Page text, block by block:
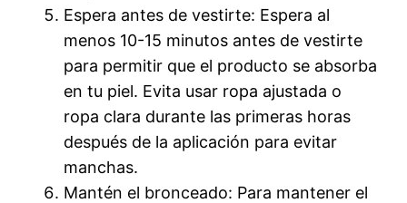
Espera antes de vestirte: Espera al
menos 10-15 minutos antes de vestirte
para permitir que el producto se absorba
en tu piel. Evita usar ropa ajustada o
ropa clara durante las primeras horas
después de la aplicación para evitar
manchas.
Mantén el bronceado: Para mantener el